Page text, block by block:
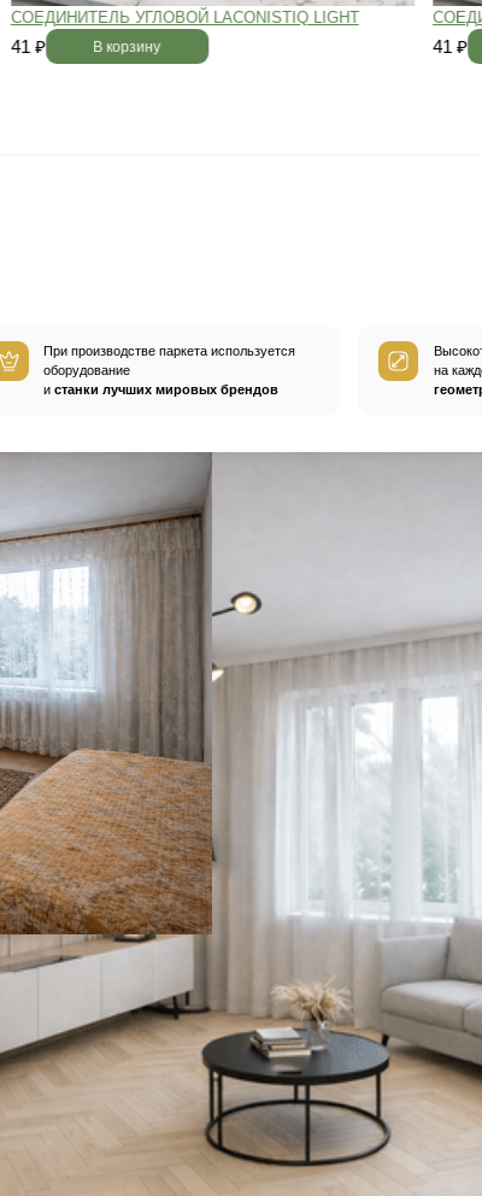
и не трескается
Пробковые компенсаторы Средства по
LIGHT СОЕДИНИТЕЛЬ УГЛОВОЙ
В корзину
вид